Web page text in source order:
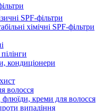
SPF-фільтри
хімічні SPF-фільтри
кондиціонери
волосся
креми для волосся
випадіння